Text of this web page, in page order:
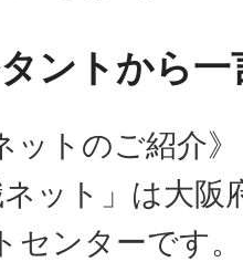
ントから一
ットのご紹介》
ット」は大阪
センターです